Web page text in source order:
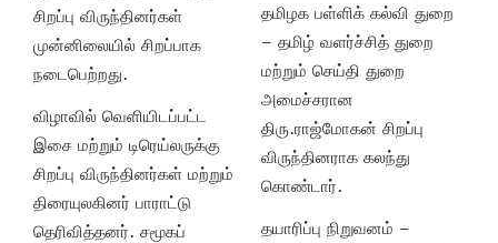
சிறப்பு விருந்தினர்கள்
முன்னிலையில் சிறப்பாக
நடைபெற்றது.
விழாவில் வெளியிடப்பட்ட
இசை மற்றும் டிரெய்லருக்கு
சிறப்பு விருந்தினர்கள் மற்றும்
திரையுலகினர் பாராட்டு
தெரிவித்தனர். சமூகப்
தமிழக பள்ளிக் கல்வி துறை
– தமிழ் வளர்ச்சித் துறை
மற்றும் செய்தி துறை
அமைச்சரான
திரு.ராஜ்மோகன் சிறப்பு
விருந்தினராக கலந்து
கொண்டார்.
தயாரிப்பு நிறுவனம் –